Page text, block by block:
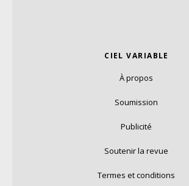
CIEL VARIABLE
À propos
Soumission
Publicité
Soutenir la revue
Termes et conditions